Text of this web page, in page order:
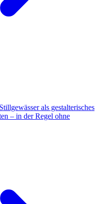
als gestalterisches
– in der Regel ohne